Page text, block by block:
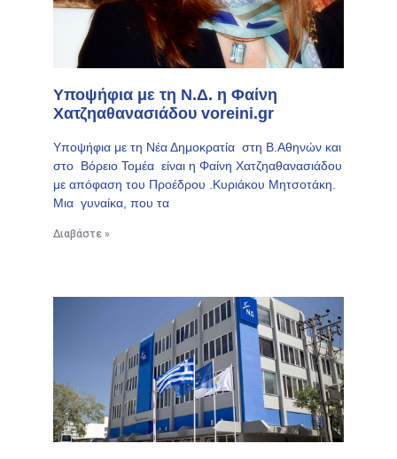
Υποψήφια με τη Ν.Δ. η Φαίνη
Χατζηαθανασιάδου voreini.gr
Υποψήφια με τη Νέα Δημοκρατία στη Β.Αθηνών και
στο Βόρειο Τομέα είναι η Φαίνη Χατζηαθανασιάδου
με απόφαση του Προέδρου .Κυριάκου Μητσοτάκη.
Μια γυναίκα, που τα
Διαβάστε »